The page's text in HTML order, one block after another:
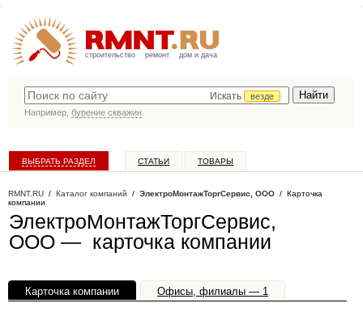
строительство ремонт дом и дача
Искать
везде
Например, бурение скважин
ВЫБРАТЬ РАЗДЕЛ СТАТЬИ ТОВАРЫ
RMNT.RU / Каталог компаний / ЭлектроМонтажТоргСервис, ООО / Карточка
компании
ЭлектроМонтажТоргСервис,
ООО — карточка компании
Карточка компании Офисы, филиалы — 1